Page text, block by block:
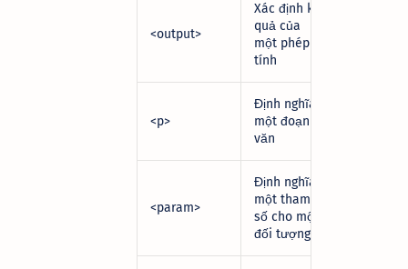
<output>
Xác định kết
quả của
một phép
tính
<p>
Định nghĩa
một đoạn
văn
<param>
Định nghĩa
một tham
số cho một
đối tượng